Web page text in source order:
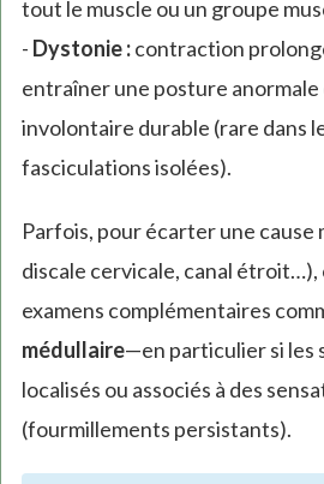
tout le muscle ou un groupe
- Dystonie :contraction
entraîner une posture
involontaire durable (rare dans
fasciculations isolées).
Parfois, pour écarter une cause
discale cervicale, canal étroit…),
examens complémentaires
médullaire—en particulier si les
localisés ou associés à des
(fourmillements persistants).